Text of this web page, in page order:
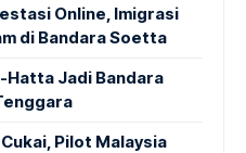
Online, Imigrasi
di Bandara Soetta
Hatta Jadi Bandara
Pilot Malaysia